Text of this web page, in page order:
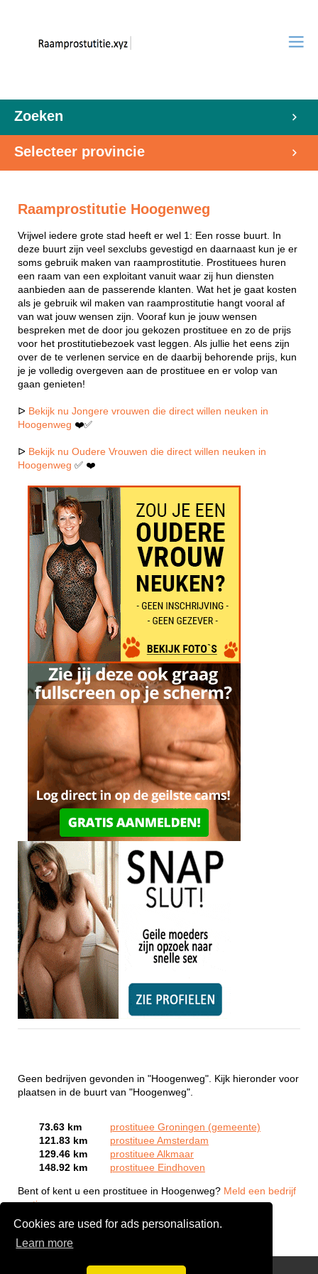
Cookies are used for ads personalisation.
Learn more
Zoeken
Selecteer provincie
Raamprostitutie Hoogenweg
Vrijwel iedere grote stad heeft er wel 1: Een rosse buurt. In
deze buurt zijn veel sexclubs gevestigd en daarnaast kun je er
soms gebruik maken van raamprostitutie. Prostituees huren
een raam van een exploitant vanuit waar zij hun diensten
aanbieden aan de passerende klanten. Wat het je gaat kosten
als je gebruik wil maken van raamprostitutie hangt vooral af
van wat jouw wensen zijn. Vooraf kun je jouw wensen
bespreken met de door jou gekozen prostituee en zo de prijs
voor het prostitutiebezoek vast leggen. Als jullie het eens zijn
over de te verlenen service en de daarbij behorende prijs, kun
je je volledig overgeven aan de prostituee en er volop van
gaan genieten!
ᐅ Bekijk nu Jongere vrouwen die direct willen neuken in
Hoogenweg ❤️✅
ᐅ Bekijk nu Oudere Vrouwen die direct willen neuken in
Hoogenweg ✅ ❤️
Geen bedrijven gevonden in "Hoogenweg". Kijk hieronder voor
plaatsen in de buurt van "Hoogenweg".
73.63 km
prostituee Groningen (gemeente)
121.83 km
prostituee Amsterdam
129.46 km
prostituee Alkmaar
148.92 km
prostituee Eindhoven
Bent of kent u een prostituee in Hoogenweg? Meld een bedrijf
gratis aan